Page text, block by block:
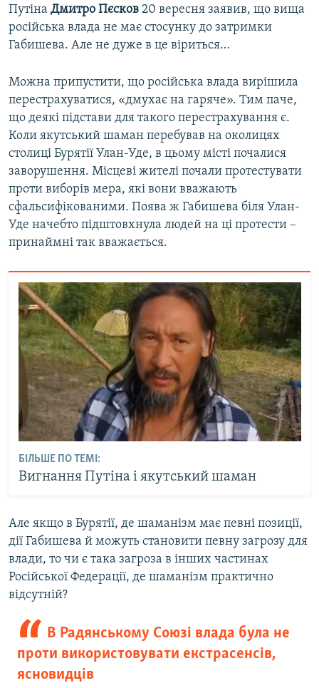
Путіна Дмитро Пєсков 20 вересня заявив, що вища
російська влада не має стосунку до затримки
Габишева. Але не дуже в це віриться…
Можна припустити, що російська влада вирішила
перестрахуватися, «дмухає на гаряче». Тим паче,
що деякі підстави для такого перестрахування є.
Коли якутський шаман перебував на околицях
столиці Бурятії Улан-Уде, в цьому місті почалися
заворушення. Місцеві жителі почали протестувати
проти виборів мера, які вони вважають
сфальсифікованими. Поява ж Габишева біля Улан-
Уде начебто підштовхнула людей на ці протести –
принаймні так вважається.
БІЛЬШЕ ПО ТЕМІ:
Вигнання Путіна і якутський шаман
Але якщо в Бурятії, де шаманізм має певні позиції,
дії Габишева й можуть становити певну загрозу для
влади, то чи є така загроза в інших частинах
Російської Федерації, де шаманізм практично
відсутній?
В Радянському Союзі влада була не
проти використовувати екстрасенсів,
ясновидців